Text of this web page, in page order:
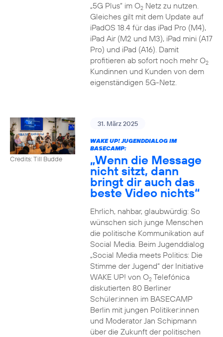
„5G Plus“ im O2Netz zu nutzen.
Gleiches gilt mit dem Update auf
iPadOS 18.4 für das iPad Pro (M4),
iPad Air (M2 und M3), iPad mini (A17
Pro) und iPad (A16). Damit
profitieren ab sofort noch mehr O2
Kundinnen und Kunden von dem
eigenständigen 5G-Netz.
Credits: Till Budde
31. März 2025
WAKE UP! JUGENDDIALOG IM
BASECAMP:
„Wenn die Message
nicht sitzt, dann
bringt dir auch das
beste Video nichts“
Ehrlich, nahbar, glaubwürdig: So
wünschen sich junge Menschen
die politische Kommunikation auf
Social Media. Beim Jugenddialog
„Social Media meets Politics: Die
Stimme der Jugend“ der Initiative
WAKE UP! von O2Telefónica
diskutierten 80 Berliner
Schüler:innen im BASECAMP
Berlin mit jungen Politiker:innen
und Moderator Jan Schipmann
über die Zukunft der politischen